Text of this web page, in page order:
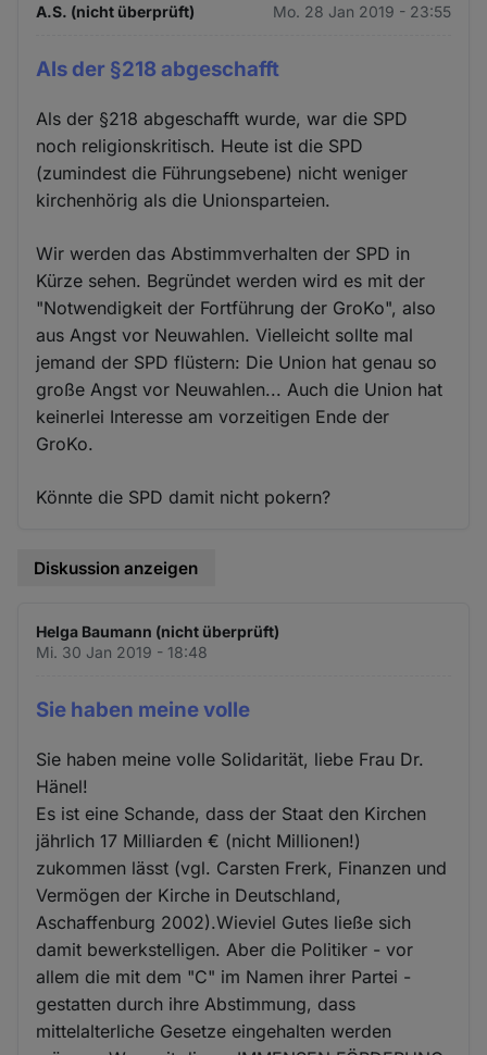
A.S. (nicht überprüft) Mo. 28 Jan 2019 - 23:55
Als der §218 abgeschafft
Als der §218 abgeschafft wurde, war die SPD
noch religionskritisch. Heute ist die SPD
(zumindest die Führungsebene) nicht weniger
kirchenhörig als die Unionsparteien.
Wir werden das Abstimmverhalten der SPD in
Kürze sehen. Begründet werden wird es mit der
"Notwendigkeit der Fortführung der GroKo", also
aus Angst vor Neuwahlen. Vielleicht sollte mal
jemand der SPD flüstern: Die Union hat genau so
große Angst vor Neuwahlen... Auch die Union hat
keinerlei Interesse am vorzeitigen Ende der
GroKo.
Könnte die SPD damit nicht pokern?
Diskussion anzeigen
Helga Baumann (nicht überprüft)
Mi. 30 Jan 2019 - 18:48
Sie haben meine volle
Sie haben meine volle Solidarität, liebe Frau Dr.
Hänel!
Es ist eine Schande, dass der Staat den Kirchen
jährlich 17 Milliarden € (nicht Millionen!)
zukommen lässt (vgl. Carsten Frerk, Finanzen und
Vermögen der Kirche in Deutschland,
Aschaffenburg 2002).Wieviel Gutes ließe sich
damit bewerkstelligen. Aber die Politiker - vor
allem die mit dem "C" im Namen ihrer Partei -
gestatten durch ihre Abstimmung, dass
mittelalterliche Gesetze eingehalten werden